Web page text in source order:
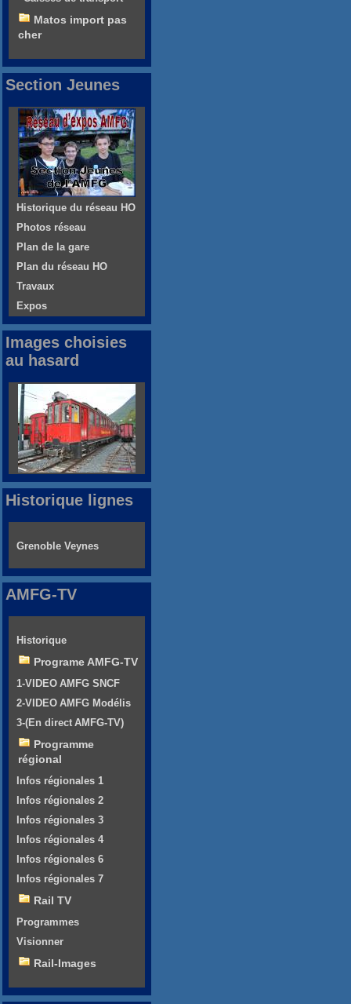
Matos import pas
cher
Section Jeunes
Historique du réseau HO
Photos réseau
Plan de la gare
Plan du réseau HO
Travaux
Expos
Images choisies
au hasard
Historique lignes
Grenoble Veynes
AMFG-TV
Historique
Programe AMFG-TV
1-VIDEO AMFG SNCF
2-VIDEO AMFG Modélis
3-(En direct AMFG-TV)
Programme
régional
Infos régionales 1
Infos régionales 2
Infos régionales 3
Infos régionales 4
Infos régionales 6
Infos régionales 7
Rail TV
Programmes
Visionner
Rail-Images